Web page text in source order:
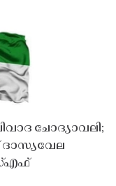
ചോദ്യാവലി;